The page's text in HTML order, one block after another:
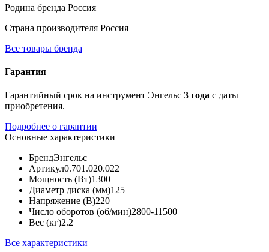
Родина бренда Россия
Страна производителя Россия
Все товары бренда
Гарантия
Гарантийный срок на инструмент Энгельс 3 года с даты
приобретения.
Подробнее о гарантии
Основные характеристики
БрендЭнгельс
Артикул0.701.020.022
Мощность (Вт)1300
Диаметр диска (мм)125
Напряжение (В)220
Число оборотов (об/мин)2800-11500
Вес (кг)2.2
Все характеристики